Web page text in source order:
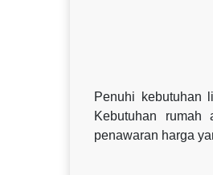
Penuhi kebutuhan
Kebutuhan
penawaran harga